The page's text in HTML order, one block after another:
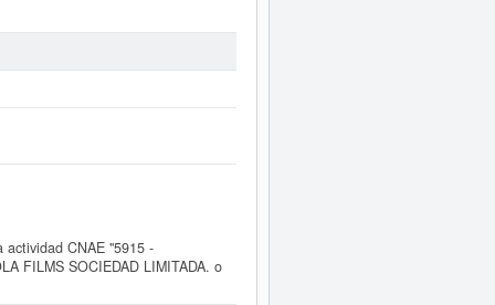
actividad CNAE "5915 -
FILMS SOCIEDAD LIMITADA. o